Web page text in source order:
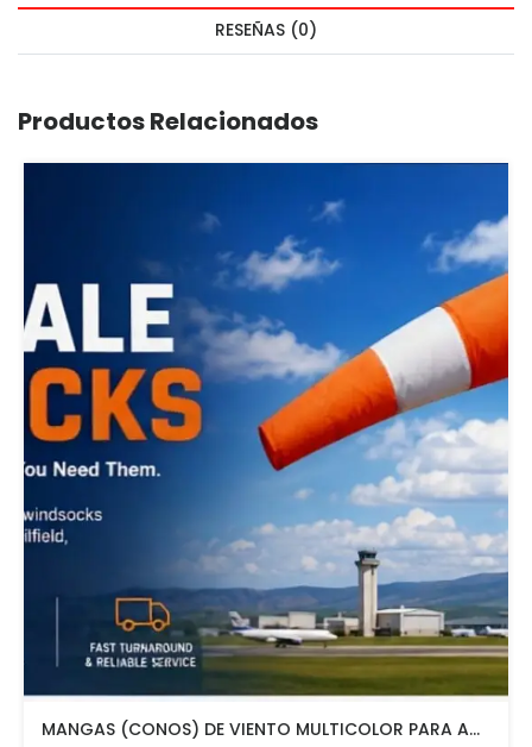
RESEÑAS (0)
Productos Relacionados
MANGAS (CONOS) DE VIENTO MULTICOLOR PARA AVIACION CON HERRAJE DE MONTAJE A POSTE FAA L807. MADE IN USA. 24" DIAMETRO